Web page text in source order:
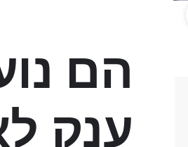
הם
ענק